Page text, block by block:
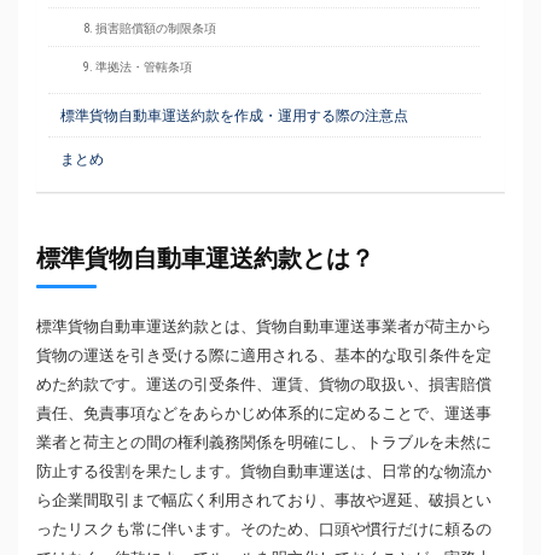
8. 損害賠償額の制限条項
9. 準拠法・管轄条項
標準貨物自動車運送約款を作成・運用する際の注意点
まとめ
標準貨物自動車運送約款とは？
標準貨物自動車運送約款とは、貨物自動車運送事業者が荷主から
貨物の運送を引き受ける際に適用される、基本的な取引条件を定
めた約款です。運送の引受条件、運賃、貨物の取扱い、損害賠償
責任、免責事項などをあらかじめ体系的に定めることで、運送事
業者と荷主との間の権利義務関係を明確にし、トラブルを未然に
防止する役割を果たします。貨物自動車運送は、日常的な物流か
ら企業間取引まで幅広く利用されており、事故や遅延、破損とい
ったリスクも常に伴います。そのため、口頭や慣行だけに頼るの